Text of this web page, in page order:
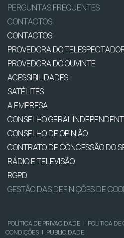
PERGUNTAS FREQUENTES
CONTACTOS
CONTACTOS
PROVEDORA DO
PROVEDORA DO OUVINTE
ACESSIBILIDADES
SATÉLITES
A EMPRESA
CONSELHO GERAL
CONSELHO DE OPINIÃO
CONTRATO DE CONCESSÃO DO
RÁDIO E TELEVISÃO
RGPD
GESTÃO DAS DEFINIÇÕES DE
POLÍTICA DE PRIVACIDADE | POLÍTICA DE
CONDIÇÕES | PUBLICIDADE